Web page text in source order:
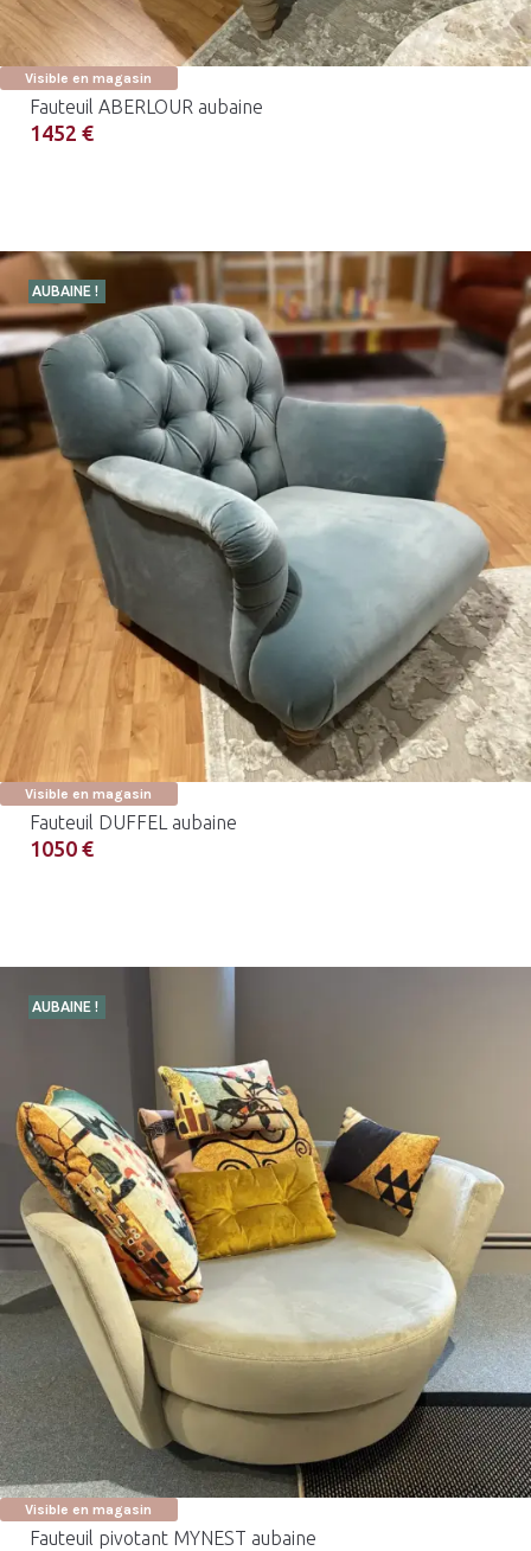
Visible en magasin
Fauteuil ABERLOUR aubaine
1452 €
AUBAINE !
Visible en magasin
Fauteuil DUFFEL aubaine
1050 €
AUBAINE !
Visible en magasin
Fauteuil pivotant MYNEST aubaine